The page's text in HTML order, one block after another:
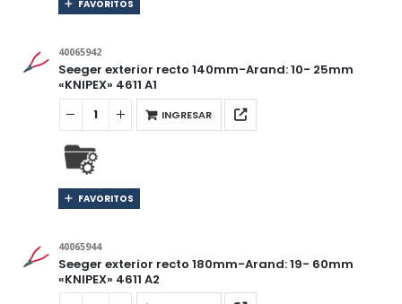
FAVORITOS
40065942
Seeger exterior recto 140mm-Arand: 10- 25mm
«KNIPEX» 4611 A1
INGRESAR
FAVORITOS
40065944
Seeger exterior recto 180mm-Arand: 19- 60mm
«KNIPEX» 4611 A2